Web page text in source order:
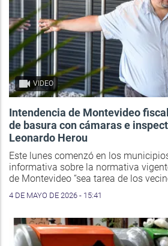
VIDEO
Intendencia de Montevideo
de basura con cámaras e
Leonardo Herou
Este lunes comenzó en los
informativa sobre la normativa
de Montevideo “sea tarea de los
4 DE MAYO DE 2026 - 15:41